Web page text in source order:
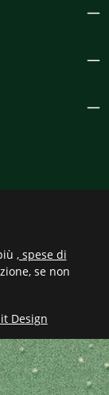
Design
, spese di
se non